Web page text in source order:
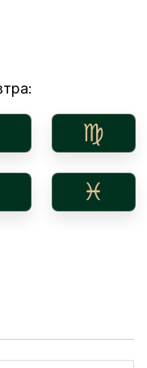
♍︎
♓︎